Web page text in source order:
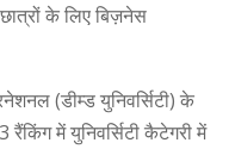
के लिए बिज़नेस
(डीम्ड युनिवर्सिटी) के
में युनिवर्सिटी कैटेगरी में